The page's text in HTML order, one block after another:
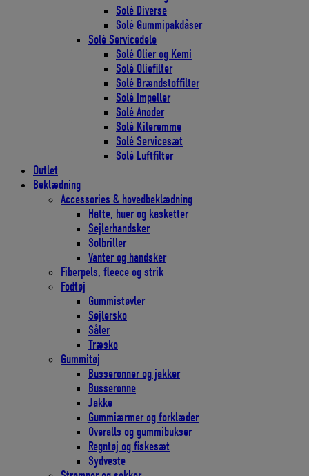
Solé Diverse
Solé Gummipakdåser
Solé Servicedele
Solé Olier og Kemi
Solé Oliefilter
Solé Brændstoffilter
Solé Impeller
Solé Anoder
Solé Kileremme
Solé Servicesæt
Solé Luftfilter
Outlet
Beklædning
Accessories & hovedbeklædning
Hatte, huer og kasketter
Sejlerhandsker
Solbriller
Vanter og handsker
Fiberpels, fleece og strik
Fodtøj
Gummistøvler
Sejlersko
Såler
Træsko
Gummitøj
Busseronner og jakker
Busseronne
Jakke
Gummiærmer og forklæder
Overalls og gummibukser
Regntøj og fiskesæt
Sydveste